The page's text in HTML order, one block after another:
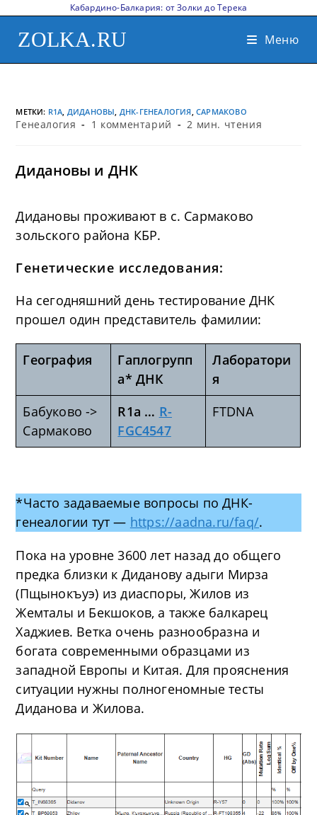
Кабардино-Балкария: от Золки до Терека
ZOLKA.RU Меню
МЕТКИ: R1A, ДИДАНОВЫ, ДНК-ГЕНЕАЛОГИЯ, САРМАКОВО
Генеалогия 1 комментарий 2 мин. чтения
Дидановы и ДНК
Дидановы проживают в с. Сармаково
зольского района КБР.
Генетические исследования:
На сегодняшний день тестирование ДНК
прошел один представитель фамилии:
География
Гаплогрупп
а* ДНК
Лаборатори
я
Бабуково ->
Сармаково
R1a … R-
FGC4547
FTDNA
*Часто задаваемые вопросы по ДНК-
генеалогии тут — https://aadna.ru/faq/.
Пока на уровне 3600 лет назад до общего
предка близки к Диданову адыги Мирза
(Пщынокъуэ) из диаспоры, Жилов из
Жемталы и Бекшоков, а также балкарец
Хаджиев. Ветка очень разнообразна и
богата современными образцами из
западной Европы и Китая. Для прояснения
ситуации нужны полногеномные тесты
Диданова и Жилова.